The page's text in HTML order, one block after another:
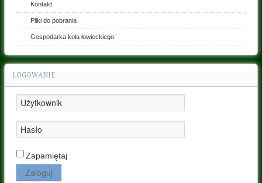
Gospodarka
koła
łowieckiego
Kontakt
Pliki do pobrania
Gospodarka koła łowieckiego
LOGOWANIE
Zapamiętaj
Zaloguj